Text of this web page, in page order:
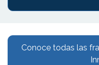
Conoce todas las